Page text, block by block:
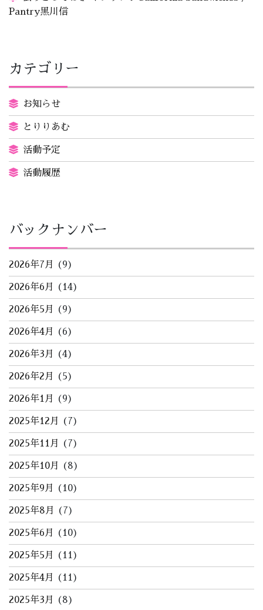
Pantry黒川信
カテゴリー
お知らせ
とりりあむ
活動予定
活動履歴
バックナンバー
2026年7月 (9)
2026年6月 (14)
2026年5月 (9)
2026年4月 (6)
2026年3月 (4)
2026年2月 (5)
2026年1月 (9)
2025年12月 (7)
2025年11月 (7)
2025年10月 (8)
2025年9月 (10)
2025年8月 (7)
2025年6月 (10)
2025年5月 (11)
2025年4月 (11)
2025年3月 (8)